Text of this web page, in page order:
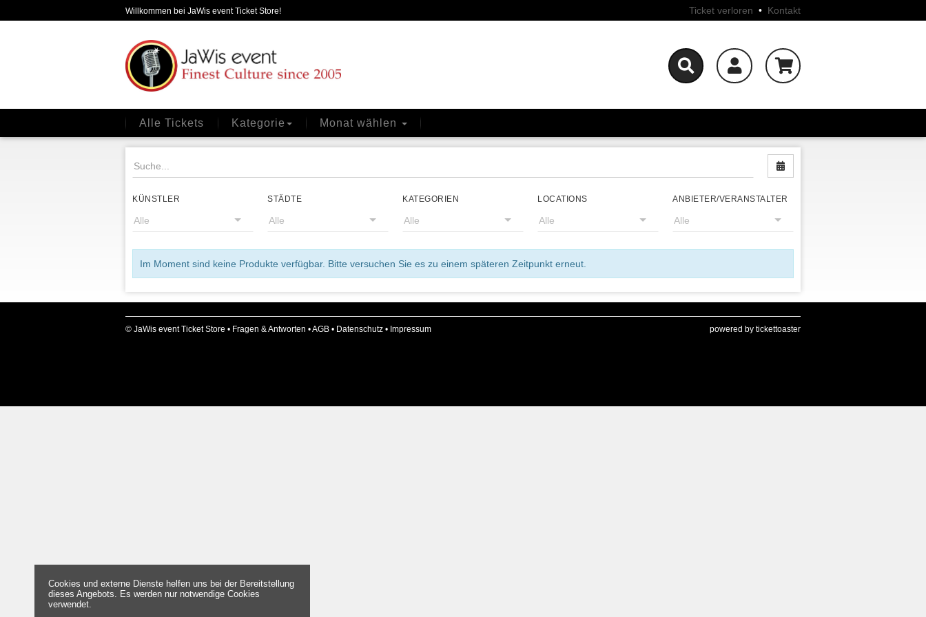
Ticket verloren • Kontakt
Willkommen bei JaWis event Ticket Store!
Alle Tickets Kategorie Monat wählen
Nach Datum filtern
KÜNSTLER STÄDTE KATEGORIEN LOCATIONS ANBIETER/VERANSTALTER
Im Moment sind keine Produkte verfügbar. Bitte versuchen Sie es zu einem späteren Zeitpunkt erneut.
powered by tickettoaster
© JaWis event Ticket Store • Fragen & Antworten •AGB • Datenschutz • Impressum
Cookies und externe Dienste helfen uns bei der Bereitstellung
dieses Angebots. Es werden nur notwendige Cookies
verwendet.